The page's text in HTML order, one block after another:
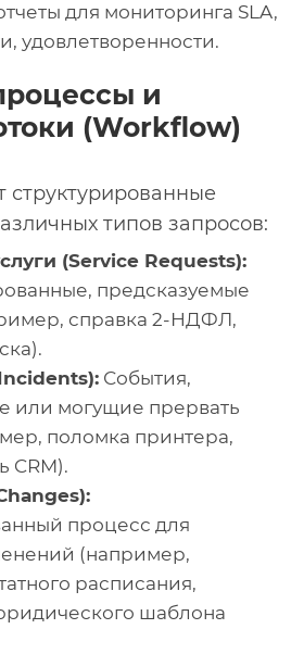
для мониторинга SLA,
удовлетворенности.
и
(Workflow)
структурированные
типов запросов:
(Service Requests):
предсказуемые
справка 2-НДФЛ,
События,
или могущие прервать
поломка принтера,
CRM).
процесс для
(например,
расписания,
шаблона